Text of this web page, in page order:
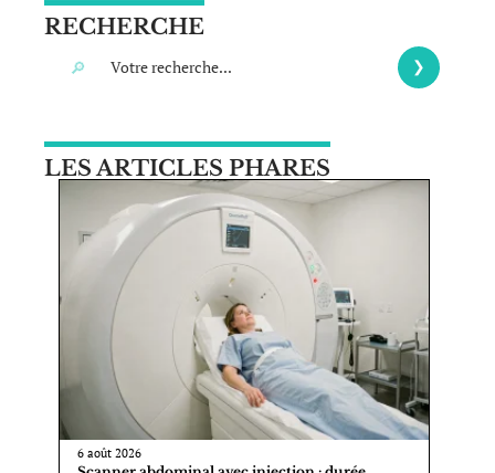
RECHERCHE
LES ARTICLES PHARES
6 août 2026